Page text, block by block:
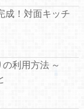
成！対面キッチ
利用方法 ～